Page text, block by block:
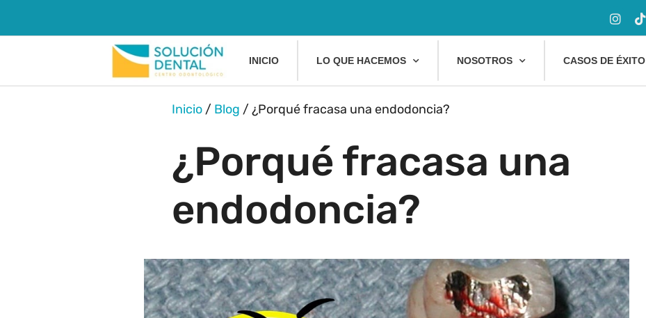
INICIO LO QUE HACEMOS NOSOTROS CASOS DE ÉXITO
Inicio / Blog /¿Porqué fracasa una endodoncia?
¿Porqué fracasa una
endodoncia?